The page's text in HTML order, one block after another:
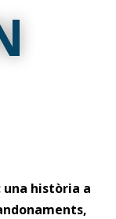
una història a